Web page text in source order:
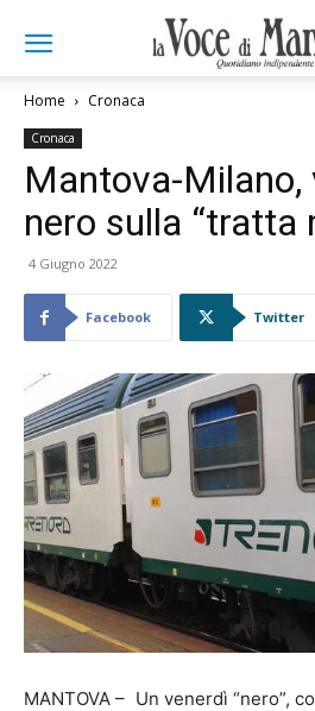
Home Cronaca
Cronaca
Mantova-Milano,
nero sulla “tratta
4 Giugno 2022
Facebook Twitter
MANTOVA – Un venerdì “nero”,